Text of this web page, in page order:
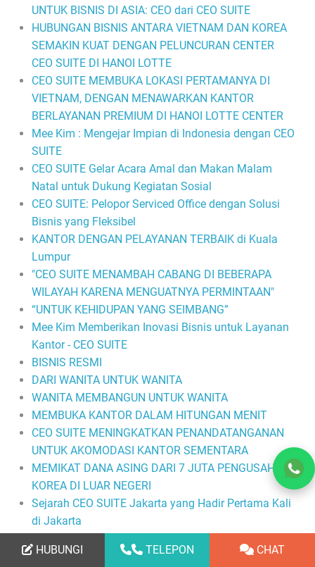
UNTUK BISNIS DI ASIA: CEO dari CEO SUITE
HUBUNGAN BISNIS ANTARA VIETNAM DAN KOREA
SEMAKIN KUAT DENGAN PELUNCURAN CENTER
CEO SUITE DI HANOI LOTTE
CEO SUITE MEMBUKA LOKASI PERTAMANYA DI
VIETNAM, DENGAN MENAWARKAN KANTOR
BERLAYANAN PREMIUM DI HANOI LOTTE CENTER
Mee Kim : Mengejar Impian di Indonesia dengan CEO
SUITE
CEO SUITE Gelar Acara Amal dan Makan Malam
Natal untuk Dukung Kegiatan Sosial
CEO SUITE: Pelopor Serviced Office dengan Solusi
Bisnis yang Fleksibel
KANTOR DENGAN PELAYANAN TERBAIK di Kuala
Lumpur
"CEO SUITE MENAMBAH CABANG DI BEBERAPA
WILAYAH KARENA MENGUATNYA PERMINTAAN"
“UNTUK KEHIDUPAN YANG SEIMBANG”
Mee Kim Memberikan Inovasi Bisnis untuk Layanan
Kantor - CEO SUITE
BISNIS RESMI
DARI WANITA UNTUK WANITA
WANITA MEMBANGUN UNTUK WANITA
MEMBUKA KANTOR DALAM HITUNGAN MENIT
CEO SUITE MENINGKATKAN PENANDATANGANAN
UNTUK AKOMODASI KANTOR SEMENTARA
MEMIKAT DANA ASING DARI 7 JUTA PENGUSAHA
KOREA DI LUAR NEGERI
Sejarah CEO SUITE Jakarta yang Hadir Pertama Kali
di Jakarta
MENJANJIKAN
HUBUNGI TELEPON CHAT